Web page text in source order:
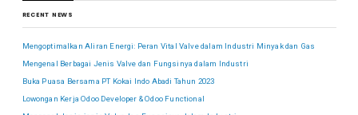
RECENT NEWS
Mengoptimalkan Aliran Energi: Peran Vital Valve dalam Industri Minyak dan Gas
Mengenal Berbagai Jenis Valve dan Fungsinya dalam Industri
Buka Puasa Bersama PT Kokai Indo Abadi Tahun 2023
Lowongan Kerja Odoo Developer & Odoo Functional